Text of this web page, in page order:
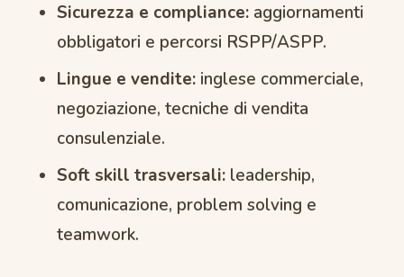
Sicurezza e compliance: aggiornamenti
obbligatori e percorsi RSPP/ASPP.
Lingue e vendite: inglese commerciale,
negoziazione, tecniche di vendita
consulenziale.
Soft skill trasversali: leadership,
comunicazione, problem solving e
teamwork.